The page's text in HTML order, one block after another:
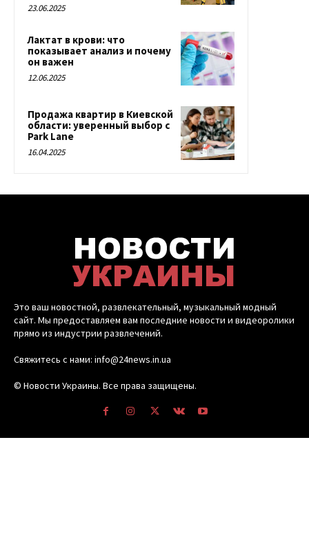
23.06.2025
Лактат в крови: что
показывает анализ и почему
он важен
12.06.2025
Продажа квартир в Киевской
области: уверенный выбор с
Park Lane
16.04.2025
Это ваш новостной, развлекательный, музыкальный модный
сайт. Мы предоставляем вам последние новости и видеоролики
прямо из индустрии развлечений.
Свяжитесь с нами: info@24news.in.ua
© Новости Украины. Все права защищены.